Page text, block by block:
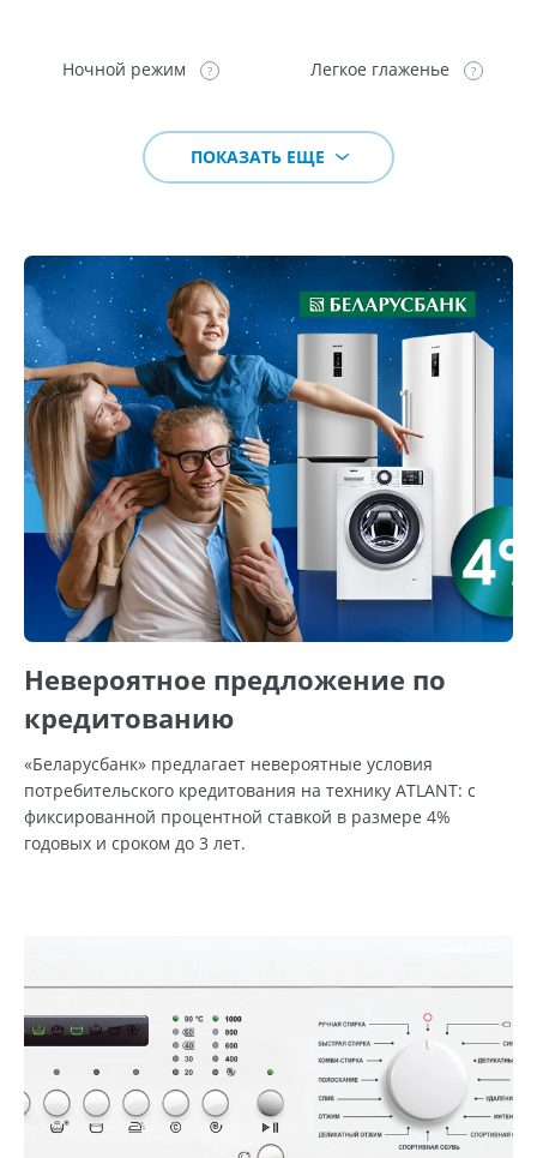
Ночной режим Легкое глаженье
ПОКАЗАТЬ ЕЩЕ
Невероятное предложение по
кредитованию
«Беларусбанк» предлагает невероятные условия
потребительского кредитования на технику ATLANT: с
фиксированной процентной ставкой в размере 4%
годовых и сроком до 3 лет.